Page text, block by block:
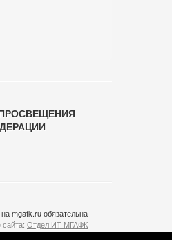
mgafk.ru обязательна
Отдел ИТ МГАФК
контентом:temeshov.ru